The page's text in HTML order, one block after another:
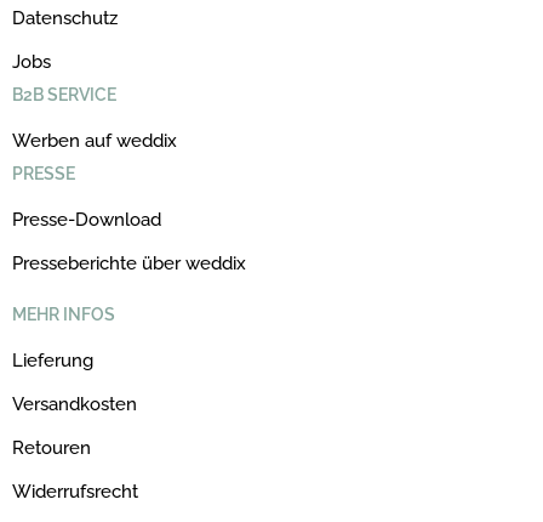
Datenschutz
Jobs
B2B SERVICE
Werben auf weddix
PRESSE
Presse-Download
Presseberichte über weddix
MEHR INFOS
Lieferung
Versandkosten
Retouren
Widerrufsrecht